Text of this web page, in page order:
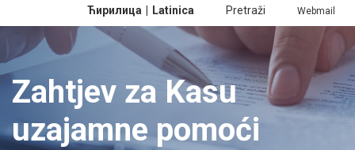
Ћирилица Latinica Pretraži Webmail
Zahtjev za Kasu
uzajamne pomoći